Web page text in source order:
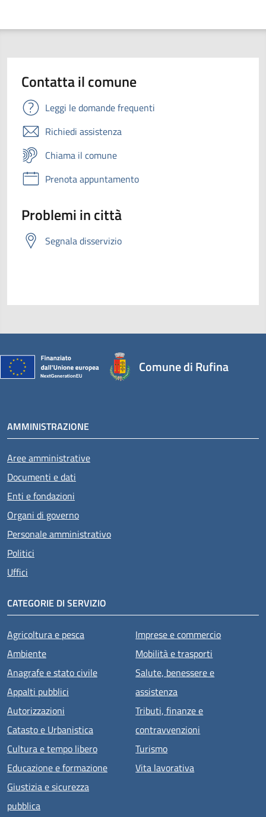
Contatta il comune
Leggi le domande frequenti
Richiedi assistenza
Chiama il comune
Prenota appuntamento
Problemi in città
Segnala disservizio
Comune di Rufina
AMMINISTRAZIONE
Aree amministrative
Documenti e dati
Enti e fondazioni
Organi di governo
Personale amministrativo
Politici
Uffici
CATEGORIE DI SERVIZIO
Agricoltura e pesca
Ambiente
Anagrafe e stato civile
Appalti pubblici
Autorizzazioni
Catasto e Urbanistica
Cultura e tempo libero
Educazione e formazione
Giustizia e sicurezza
pubblica
Imprese e commercio
Mobilità e trasporti
Salute, benessere e
assistenza
Tributi, finanze e
contravvenzioni
Turismo
Vita lavorativa